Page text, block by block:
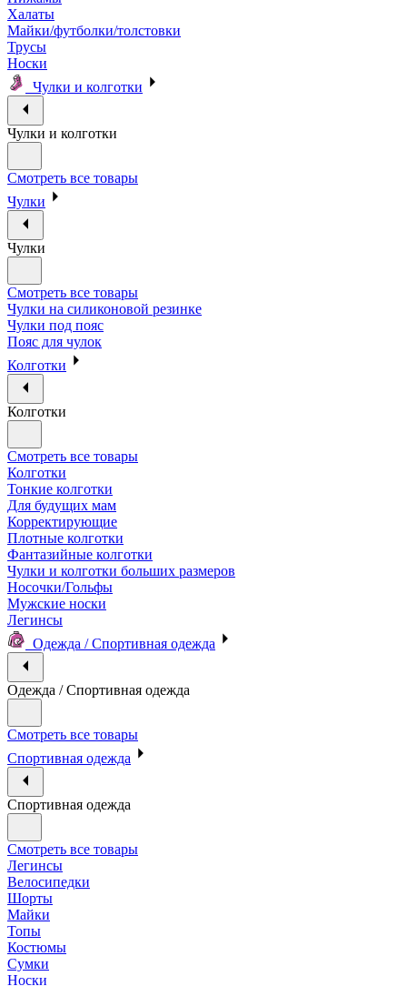
Халаты
Майки/футболки/толстовки
Трусы
Носки
Чулки и колготки
Чулки и колготки
Смотреть все товары
Чулки
Чулки
Смотреть все товары
Чулки на силиконовой резинке
Чулки под пояс
Пояс для чулок
Колготки
Колготки
Смотреть все товары
Колготки
Тонкие колготки
Для будущих мам
Корректирующие
Плотные колготки
Фантазийные колготки
Чулки и колготки больших размеров
Носочки/Гольфы
Мужские носки
Легинсы
Одежда / Спортивная одежда
Одежда / Спортивная одежда
Смотреть все товары
Спортивная одежда
Спортивная одежда
Смотреть все товары
Легинсы
Велосипедки
Шорты
Майки
Топы
Костюмы
Сумки
Носки